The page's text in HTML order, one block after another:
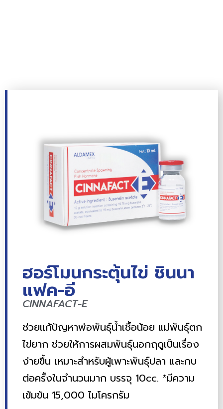
ฮอร์โมนกระตุ้นไข่ ซินนา
แฟค-อี
CINNAFACT-E
ช่วยแก้ปัญหาพ่อพันธุ์น้ำเชื้อน้อย แม่พันธุ์ตก
ไข่ยาก ช่วยให้การผสมพันธุ์นอกฤดูเป็นเรื่อง
ง่ายขึ้น เหมาะสำหรับผู้เพาะพันธุ์ปลา และกบ
ต่อครั้งในจำนวนมาก บรรจุ 10cc. *มีความ
เข้มข้น 15,000 ไมโครกรัม